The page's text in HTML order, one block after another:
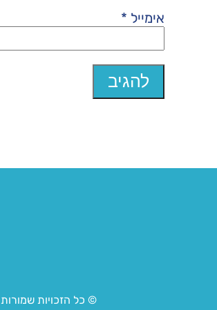
אימייל *
© כל הזכויות שמורות